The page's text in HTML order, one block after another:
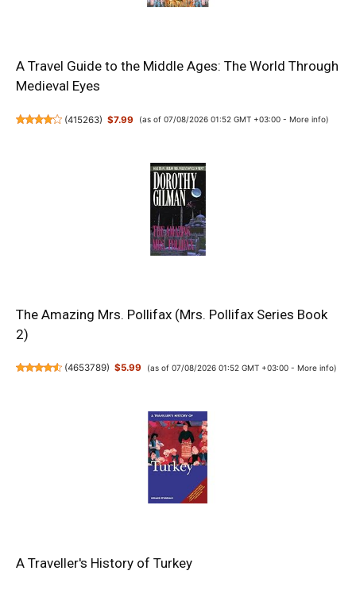
A Travel Guide to the Middle Ages: The World Through
Medieval Eyes
(415263) $7.99 (as of 07/08/2026 01:52 GMT +03:00 - More info)
The Amazing Mrs. Pollifax (Mrs. Pollifax Series Book
2)
(4653789) $5.99 (as of 07/08/2026 01:52 GMT +03:00 - More info)
A Traveller's History of Turkey